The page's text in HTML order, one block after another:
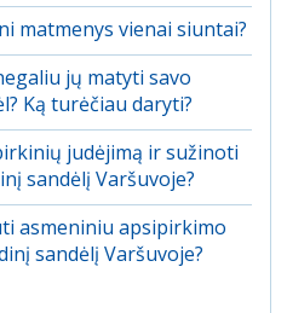
matmenys vienai siuntai?
jų matyti savo
Ką turėčiau daryti?
judėjimą ir sužinoti
sandėlį Varšuvoje?
asmeniniu apsipirkimo
sandėlį Varšuvoje?